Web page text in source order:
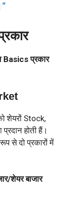
प्रकार
शेयरों Stock,
होती हैं।
से दो प्रकारों में
शेयर बाजार